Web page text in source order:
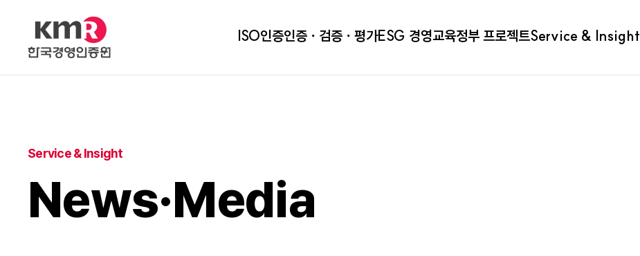
ISO인증인증ㆍ검증ㆍ평가ESG 경영교육정부 프로젝트Service & Insight
Service & Insight
News·Media